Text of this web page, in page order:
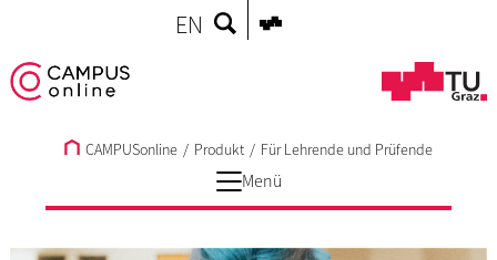
EN
CAMPUSonline / Produkt / Für Lehrende und Prüfende
Menü